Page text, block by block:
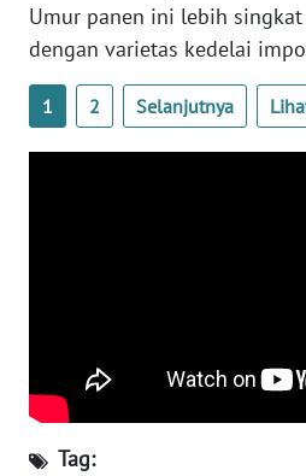
Umur panen ini lebih
dengan varietas kedelai
1 2 Selanjutnya
Tag:
WN
WN
KEPRI
WN
RIAU